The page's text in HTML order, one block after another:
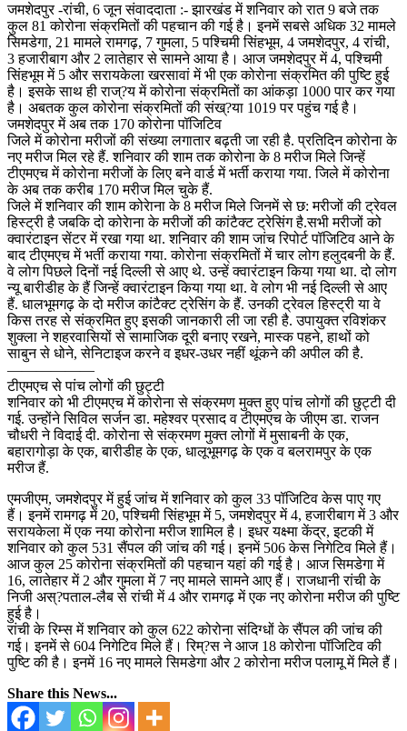
जमशेदपुर -रांची, 6 जून संवाददाता :- झारखंड में शनिवार को रात 9 बजे तक
कुल 81 कोरोना संक्रमितों की पहचान की गई है। इनमें सबसे अधिक 32 मामले
सिमडेगा, 21 मामले रामगढ़, 7 गुमला, 5 पश्चिमी सिंहभूम, 4 जमशेदपुर, 4 रांची,
3 हजारीबाग और 2 लातेहार से सामने आया है। आज जमशेदपुर में 4, पश्चिमी
सिंहभूम में 5 और सरायकेला खरसावां में भी एक कोरोना संक्रमित की पुष्टि हुई
है। इसके साथ ही राज्?य में कोरोना संक्रमितों का आंकड़ा 1000 पार कर गया
है। अबतक कुल कोरोना संक्रमितों की संख्?या 1019 पर पहुंच गई है।
जमशेदपुर में अब तक 170 कोरोना पॉजिटिव
जिले में कोरोना मरीजों की संख्या लगातार बढ़ती जा रही है. प्रतिदिन कोरोना के
नए मरीज मिल रहे हैं. शनिवार की शाम तक कोरोना के 8 मरीज मिले जिन्हें
टीएमएच में कोरोना मरीजों के लिए बने वार्ड में भर्ती कराया गया. जिले में कोरोना
के अब तक करीब 170 मरीज मिल चुके हैं.
जिले में शनिवार की शाम कोरेाना के 8 मरीज मिले जिनमें से छ: मरीजों की ट्रेवल
हिस्ट्री है जबकि दो कोरेाना के मरीजों की कांटैक्ट ट्रेसिंग है.सभी मरीजों को
क्वारंटाइन सेंटर में रखा गया था. शनिवार की शाम जांच रिपोर्ट पॉजिटिव आने के
बाद टीएमएच में भर्ती कराया गया. कोरोना संक्रमितों में चार लोग हलुदबनी के हैं.
वे लोग पिछले दिनों नई दिल्ली से आए थे. उन्हें क्वारंटाइन किया गया था. दो लोग
न्यू बारीडीह के हैं जिन्हें क्वारंटाइन किया गया था. वे लोग भी नई दिल्ली से आए
हैं. धालभूमगढ़ के दो मरीज कांटैक्ट ट्रेसिंग के हैं. उनकी ट्रेवल हिस्ट्री या वे
किस तरह से संक्रमित हुए इसकी जानकारी ली जा रही है. उपायुक्त रविशंकर
शुक्ला ने शहरवासियों से सामाजिक दूरी बनाए रखने, मास्क पहने, हाथों को
साबुन से धोने, सेनिटाइज करने व इधर-उधर नहीं थूंकने की अपील की है.
——————
टीएमएच से पांच लोगों की छुट्टी
शनिवार को भी टीएमएच में कोरोना से संक्रमण मुक्त हुए पांच लोगों की छुट्टी दी
गई. उन्होंने सिविल सर्जन डा. महेश्वर प्रसाद व टीएमएच के जीएम डा. राजन
चौधरी ने विदाई दी. कोरोना से संक्रमण मुक्त लोगों में मुसाबनी के एक,
बहारागोड़ा के एक, बारीडीह के एक, धालूभूमगढ़ के एक व बलरामपुर के एक
मरीज हैं.
एमजीएम, जमशेदपुर में हुई जांच में शनिवार को कुल 33 पॉजिटिव केस पाए गए
हैं। इनमें रामगढ़ में 20, पश्चिमी सिंहभूम में 5, जमशेदपुर में 4, हजारीबाग में 3 और
सरायकेला में एक नया कोरोना मरीज शामिल है। इधर यक्ष्मा केंद्र, इटकी में
शनिवार को कुल 531 सैंपल की जांच की गई। इनमें 506 केस निगेटिव मिले हैं।
आज कुल 25 कोरोना संक्रमितों की पहचान यहां की गई है। आज सिमडेगा में
16, लातेहार में 2 और गुमला में 7 नए मामले सामने आए हैं। राजधानी रांची के
निजी अस्?पताल-लैब से रांची में 4 और रामगढ़ में एक नए कोरोना मरीज की पुष्टि
हुई है।
रांची के रिम्स में शनिवार को कुल 622 कोरोना संदिग्धों के सैंपल की जांच की
गई। इनमें से 604 निगेटिव मिले हैं। रिम्?स ने आज 18 कोरोना पॉजिटिव की
पुष्टि की है। इनमें 16 नए मामले सिमडेगा और 2 कोरोना मरीज पलामू में मिले हैं।
Share this News...